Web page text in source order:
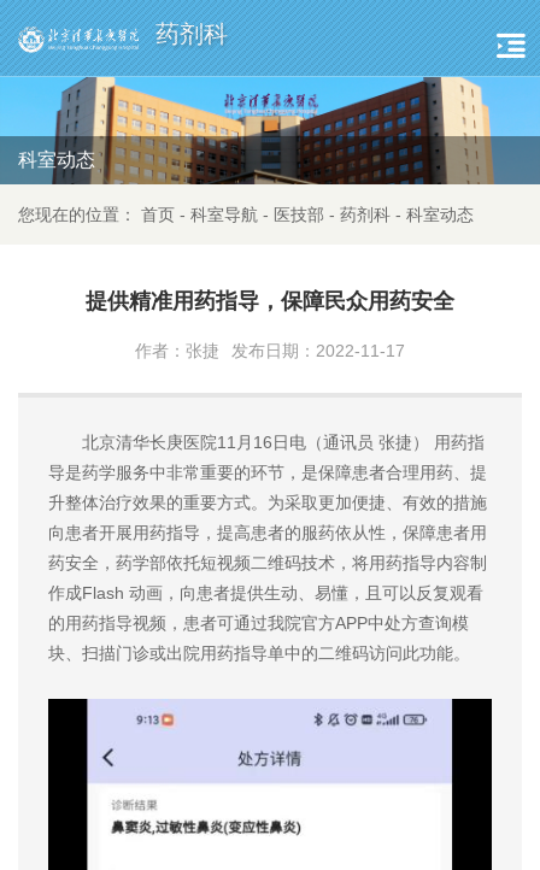
药剂科
科室动态
您现在的位置： 首页 - 科室导航 - 医技部 - 药剂科 - 科室动态
提供精准用药指导，保障民众用药安全
作者：张捷 发布日期：2022-11-17
北京清华长庚医院11月16日电（通讯员 张捷） 用药指
导是药学服务中非常重要的环节，是保障患者合理用药、提
升整体治疗效果的重要方式。为采取更加便捷、有效的措施
向患者开展用药指导，提高患者的服药依从性，保障患者用
药安全，药学部依托短视频二维码技术，将用药指导内容制
作成Flash 动画，向患者提供生动、易懂，且可以反复观看
的用药指导视频，患者可通过我院官方APP中处方查询模
块、扫描门诊或出院用药指导单中的二维码访问此功能。